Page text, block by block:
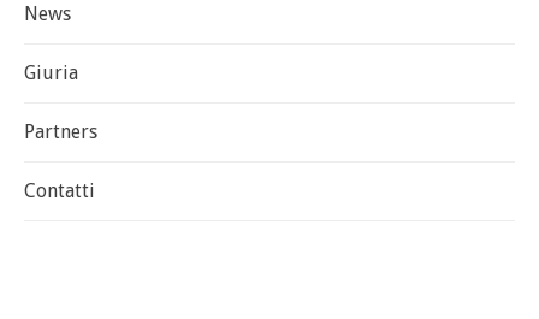
News
Giuria
Partners
Contatti